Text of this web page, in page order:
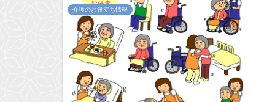
介護のお役立ち情報